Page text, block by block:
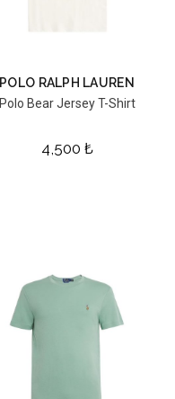
POLO RALPH LAUREN
Polo Bear Jersey T-Shirt
4,500 ₺